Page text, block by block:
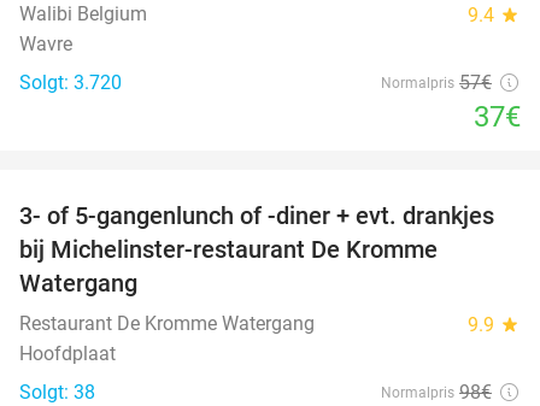
Walibi Belgium 9.4 star
Wavre
Solgt: 3.720
Normalpris 57€
37€
16%
3- of 5-gangenlunch of -diner + evt. drankjes
bij Michelinster-restaurant De Kromme
Watergang
Restaurant De Kromme Watergang 9.9 star
Hoofdplaat
Solgt: 38
Normalpris 98€